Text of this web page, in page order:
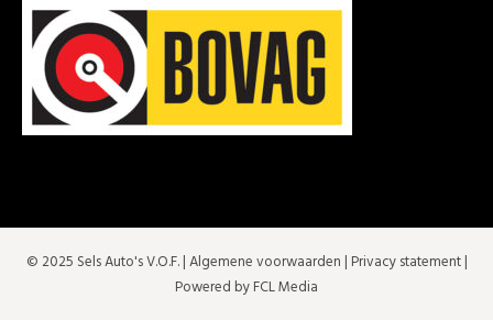
© 2025 Sels Auto's V.O.F. |Algemene voorwaarden | Privacy statement|
Powered by FCL Media